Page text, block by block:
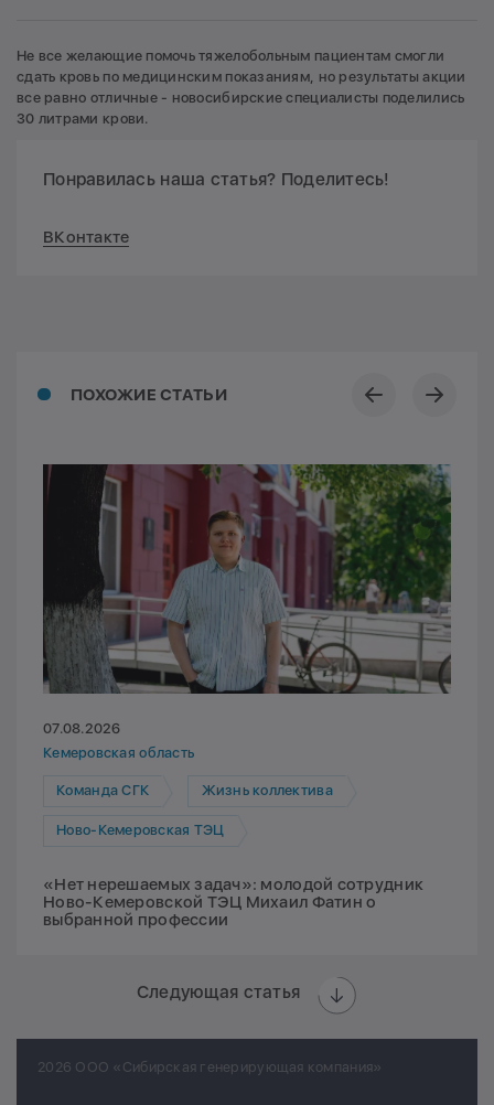
Не все желающие помочь тяжелобольным пациентам смогли
сдать кровь по медицинским показаниям, но результаты акции
все равно отличные - новосибирские специалисты поделились
30 литрами крови.
Понравилась наша статья? Поделитесь!
ВКонтакте
ПОХОЖИЕ СТАТЬИ
07.08.2026
Кемеровская область
Команда СГК Жизнь коллектива
Ново-Кемеровская ТЭЦ
«Нет нерешаемых задач»: молодой сотрудник
Ново-Кемеровской ТЭЦ Михаил Фатин о
выбранной профессии
Следующая статья
2026 ООО «Сибирская генерирующая компания»